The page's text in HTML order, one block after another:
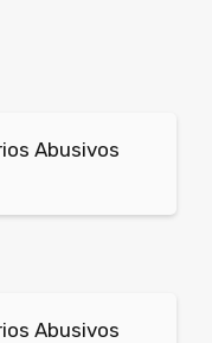
Abusivos
Abusivos